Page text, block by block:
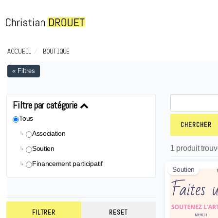
ACCUEIL BOUTIQUE
« Filtres
Filtre par catégorie
Tous
↳ Association
↳ Soutien
↳ Financement participatif
FILTRER RESET
1 produit
Soutien